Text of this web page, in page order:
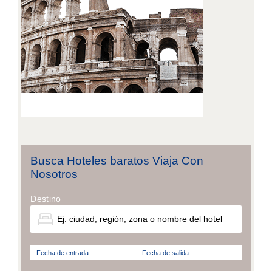
Busca Hoteles baratos Viaja Con
Nosotros
Destino
Fecha de entrada Fecha de salida